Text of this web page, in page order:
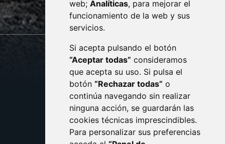
web; Analíticas, para mejorar el
funcionamiento de la web y sus
servicios.
Si acepta pulsando el botón
“Aceptar todas” consideramos
que acepta su uso. Si pulsa el
botón “Rechazar todas” o
continúa navegando sin realizar
ninguna acción, se guardarán las
cookies técnicas imprescindibles.
Para personalizar sus preferencias
monzon.es
CONTACTO
AVISO LEGAL
PROTECCIÓN DE DATOS
POLÍTICA DE COOKIES
ACCESIBILIDAD
ENLACE EXTERNO AL